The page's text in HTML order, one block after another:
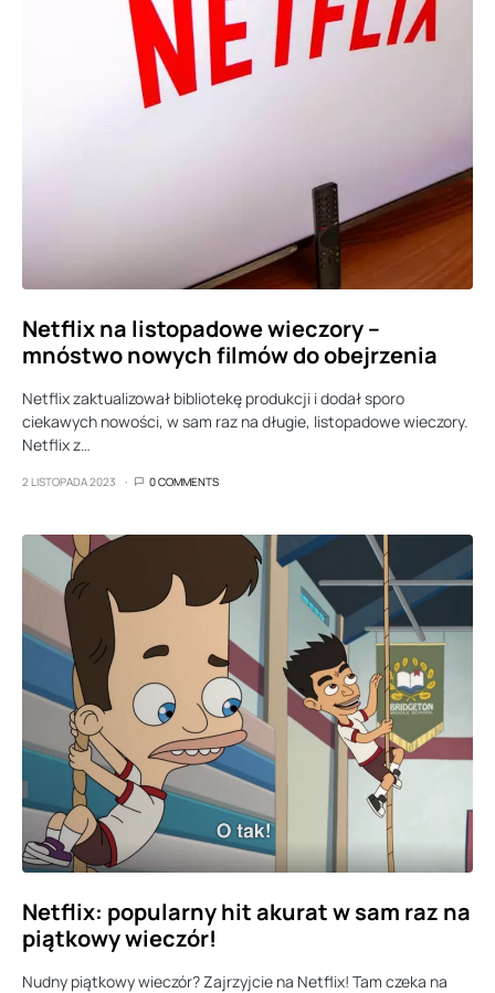
Netflix na listopadowe wieczory –
mnóstwo nowych filmów do obejrzenia
Netflix zaktualizował bibliotekę produkcji i dodał sporo
ciekawych nowości, w sam raz na długie, listopadowe wieczory.
Netflix z…
2 LISTOPADA 2023 0 COMMENTS
Netflix: popularny hit akurat w sam raz na
piątkowy wieczór!
Nudny piątkowy wieczór? Zajrzyjcie na Netflix! Tam czeka na